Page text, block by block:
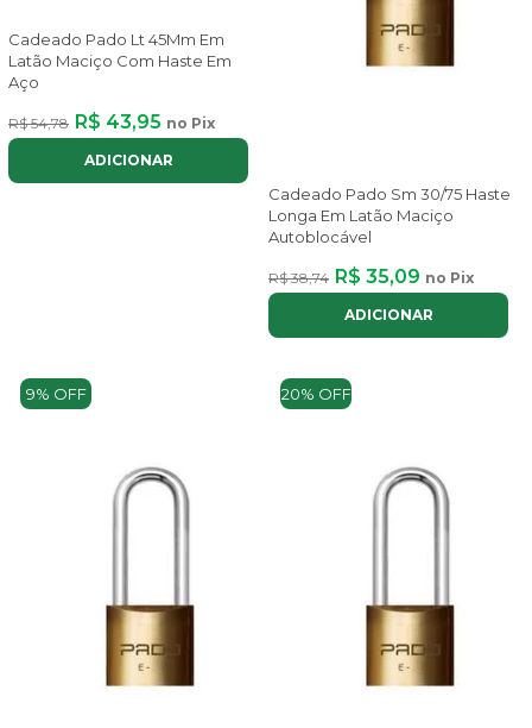
Cadeado Pado Lt 45Mm Em
Latão Maciço Com Haste Em
Aço
R$ 54,78 R$ 43,95 no Pix
ADICIONAR
Cadeado Pado Sm 30/75 Haste
Longa Em Latão Maciço
Autoblocável
R$ 38,74 R$ 35,09 no Pix
ADICIONAR
9% OFF 20% OFF